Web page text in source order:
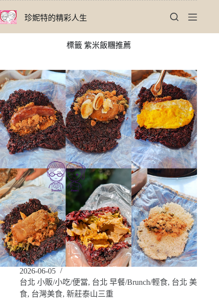
至
珍妮特的精彩人生
標籤紫米飯糰推薦
2026-06-05
台北 小販/小吃/便當, 台北 早餐/Brunch/輕食, 台北 美
食, 台灣美食, 新莊泰山三重